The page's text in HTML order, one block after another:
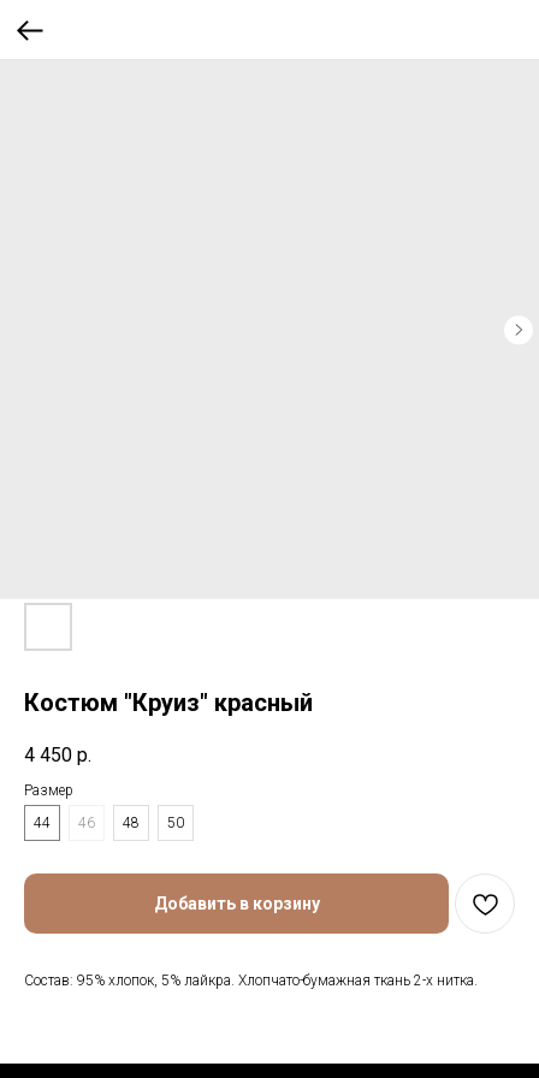
Костюм "Круиз" красный
4 450 р.
Размер
44
46 48 50
Добавить в корзину
Состав: 95% хлопок, 5% лайкра. Хлопчато-бумажная ткань 2-х нитка.